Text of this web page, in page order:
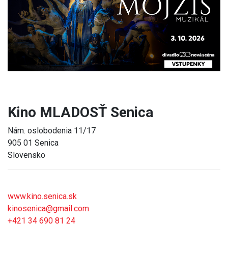
Previous
Kino MLADOSŤ Senica
Nám. oslobodenia 11/17
905 01 Senica
Slovensko
www.kino.senica.sk
kinosenica@gmail.com
+421 34 690 81 24